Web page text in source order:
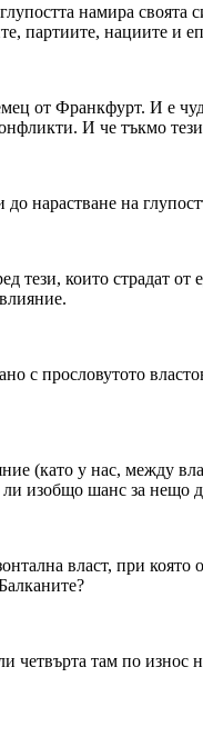
намира своята
партиите, нациите и
Франкфурт. И е
И че тъкмо
нарастване на
които страдат
с прословутото
(като у нас, между
изобщо шанс за нещо
власт, при
четвърта там по износ